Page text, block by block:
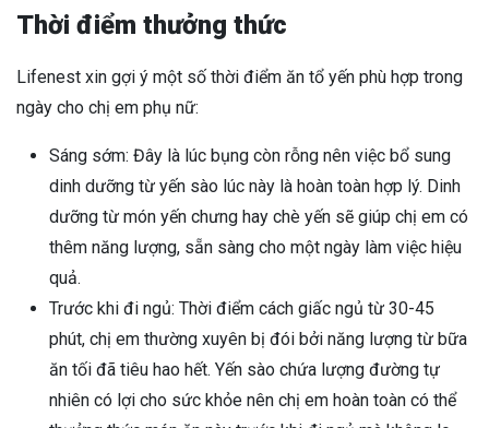
Thời điểm thưởng thức
Lifenest xin gợi ý một số thời điểm ăn tổ yến phù hợp trong
ngày cho chị em phụ nữ:
Sáng sớm: Đây là lúc bụng còn rỗng nên việc bổ sung
dinh dưỡng từ yến sào lúc này là hoàn toàn hợp lý. Dinh
dưỡng từ món yến chưng hay chè yến sẽ giúp chị em có
thêm năng lượng, sẵn sàng cho một ngày làm việc hiệu
quả.
Trước khi đi ngủ: Thời điểm cách giấc ngủ từ 30-45
phút, chị em thường xuyên bị đói bởi năng lượng từ bữa
ăn tối đã tiêu hao hết. Yến sào chứa lượng đường tự
nhiên có lợi cho sức khỏe nên chị em hoàn toàn có thể